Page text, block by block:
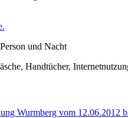
und Nacht
Handtücher,